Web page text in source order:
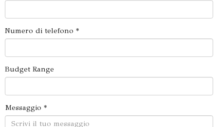
Numero di telefono *
Budget Range
Messaggio *